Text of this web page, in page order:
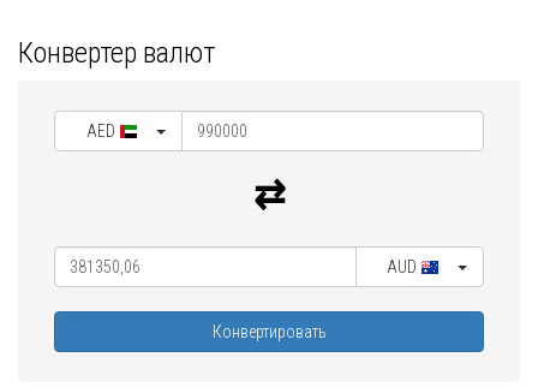
Конвертер валют
AED
AUD
Конвертировать